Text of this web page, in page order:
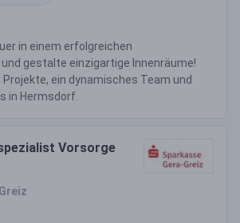
in einem erfolgreichen
gestalte einzigartige Innenräume!
Projekte, ein dynamisches Team und
in Hermsdorf.
Vorsorge